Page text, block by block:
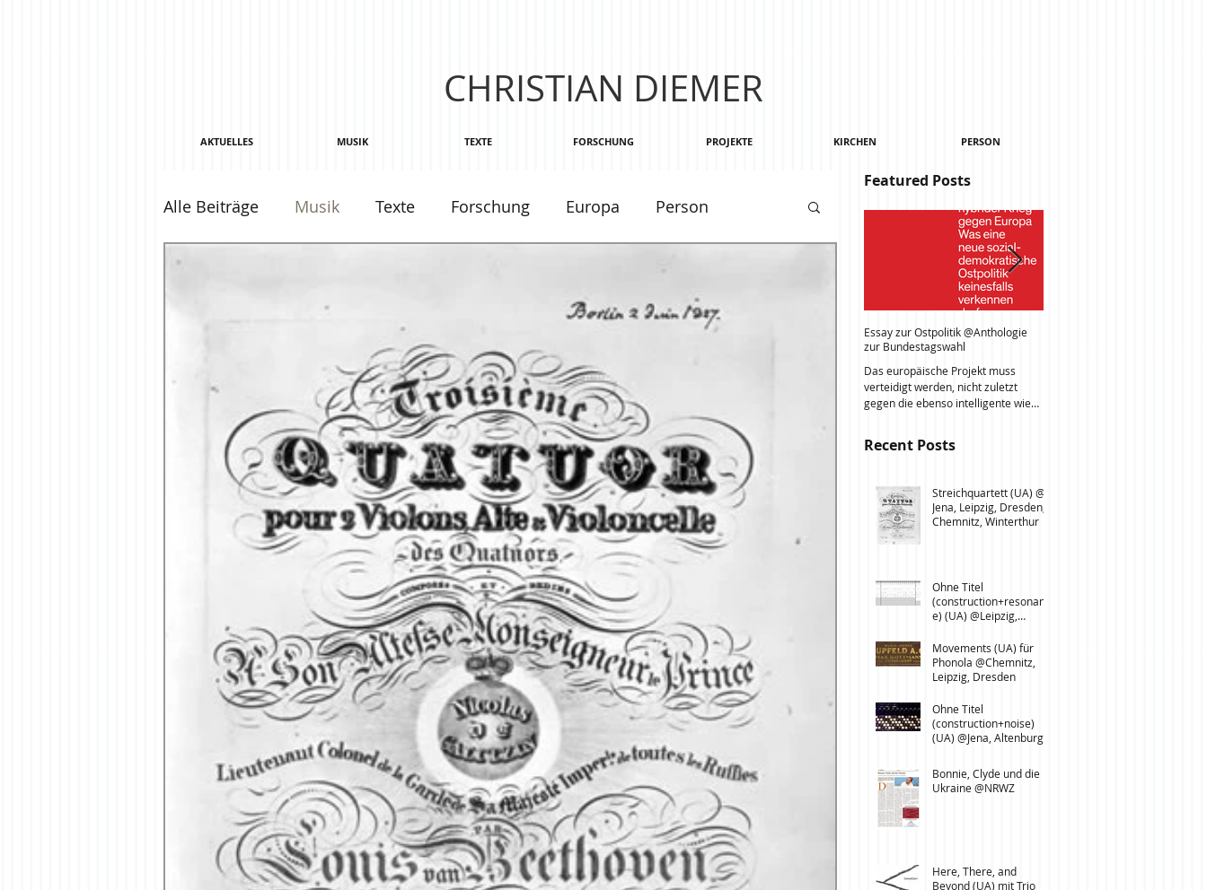
CHRISTIAN DIEMER
AKTUELLES MUSIK TEXTE FORSCHUNG PROJEKTE KIRCHEN PERSON
Alle Beiträge Musik Texte Forschung Europa Person
Featured Posts
Essay zur Ostpolitik @Anthologie
zur Bundestagswahl
Das europäische Projekt muss
verteidigt werden, nicht zuletzt
gegen die ebenso intelligente wie
Strategie Russlands, die längst
Kriegsführung zeigt. Essay in einer
von Marco Meyer, Joachim Helfer
und Klaus Wettig herausgegebenen
Anthologie Wenn ich mir etwas
wünschen dürfte. Intellektuelle zur
Steidl 2017. Erhältlich ab sofort im
Buchhandel, bei Steidl und
Recent Posts
Streichquartett (UA) @
Jena, Leipzig, Dresden,
Chemnitz, Winterthur
Ohne Titel
(construction+resonanc
e) (UA) @Leipzig,
Movements (UA) für
Phonola @Chemnitz,
Leipzig, Dresden
Ohne Titel
(construction+noise)
(UA) @Jena, Altenburg,
Bonnie, Clyde und die
Ukraine @NRWZ
Here, There, and
Beyond (UA) mit Trio